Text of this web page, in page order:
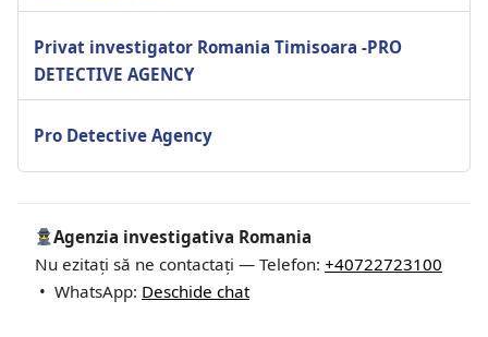
Privat investigator Romania Timisoara -PRO
DETECTIVE AGENCY
Pro Detective Agency
Agenzia investigativa Romania
Nu ezitați să ne contactați — Telefon: +40722723100
• WhatsApp: Deschide chat